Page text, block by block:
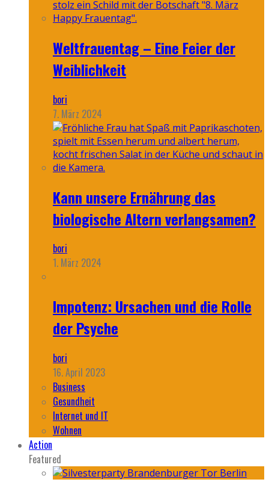
Weltfrauentag – Eine Feier der
Weiblichkeit
bori
7. März 2024
Kann unsere Ernährung das
biologische Altern verlangsamen?
bori
1. März 2024
Impotenz: Ursachen und die Rolle
der Psyche
bori
16. April 2023
Business
Gesundheit
Internet und IT
Wohnen
Action
Featured